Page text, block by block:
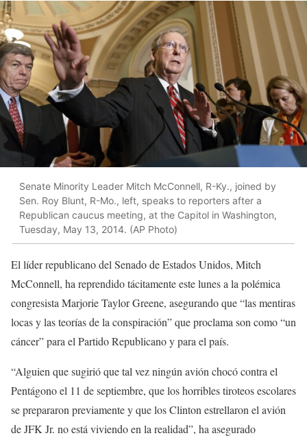
Senate Minority Leader Mitch McConnell, R-Ky., joined by
Sen. Roy Blunt, R-Mo., left, speaks to reporters after a
Republican caucus meeting, at the Capitol in Washington,
Tuesday, May 13, 2014. (AP Photo)
El líder republicano del Senado de Estados Unidos, Mitch
McConnell, ha reprendido tácitamente este lunes a la polémica
congresista Marjorie Taylor Greene, asegurando que “las mentiras
locas y las teorías de la conspiración” que proclama son como “un
cáncer” para el Partido Republicano y para el país.
“Alguien que sugirió que tal vez ningún avión chocó contra el
Pentágono el 11 de septiembre, que los horribles tiroteos escolares
se prepararon previamente y que los Clinton estrellaron el avión
de JFK Jr. no está viviendo en la realidad”, ha asegurado